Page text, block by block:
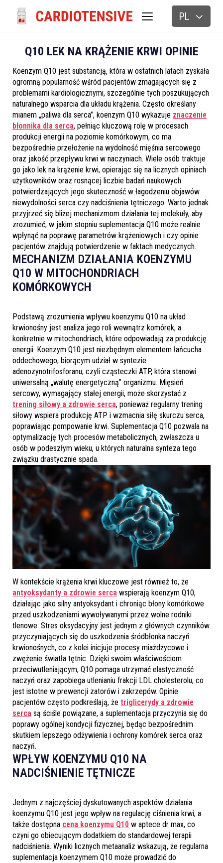
BLOG
PL
Q10 LEK NA KRĄŻENIE KRWI OPINIE
Koenzym Q10 jest substancją, która w ostatnich latach zyskała
ogromną popularność wśród pacjentów zmagających się z
problemami kardiologicznymi, szczególnie tych poszukujących
naturalnego wsparcia dla układu krążenia. Często określany
mianem „paliwa dla serca”, koenzym Q10 wykazuje znaczenie
błonnika dla serca, pełniąc kluczową rolę w procesach
produkcji energii na poziomie komórkowym, co ma
bezpośrednie przełożenie na wydolność mięśnia sercowego
oraz jakość przepływu krwi w naczyniach. Wiele osób traktuje
go jako lek na krążenie krwi, opierając się na licznych opiniach
użytkowników oraz rosnącej liczbie badań naukowych
potwierdzających jego skuteczność w łagodzeniu objawów
niewydolności serca czy nadciśnienia tętniczego. Warto jednak
przyjrzeć się bliżej mechanizmom działania tej molekuły, aby
zrozumieć, w jakim stopniu suplementacja Q10 może realnie
wpłynąć na poprawę parametrów krążeniowych i czy opinie
pacjentów znajdują potwierdzenie w faktach medycznych.
MECHANIZM DZIAŁANIA KOENZYMU
Q10 W MITOCHONDRIACH
KOMÓRKOWYCH
Podstawą zrozumienia wpływu koenzymu Q10 na układ
krwionośny jest analiza jego roli wewnątrz komórek, a
konkretnie w mitochondriach, które odpowiadają za produkcję
energii. Koenzym Q10 jest niezbędnym elementem łańcucha
oddechowego, biorącym udział w syntezie
adenozynotrifosforanu, czyli cząsteczki ATP, która stanowi
uniwersalną „walutę energetyczną” organizmu. Mięsień
sercowy, wymagający stałej energii, może skorzystać z
trening siłowy a zdrowie serca, ponieważ regularny trening
siłowy wspiera produkcję ATP i wzmacnia siłę skurczu serca,
poprawiając pompowanie krwi. Suplementacja Q10 pozwala na
optymalizację tych procesów metabolicznych, zwłaszcza u
osób w podeszłym wieku, u których naturalna synteza tego
związku drastycznie spada.
W kontekście krążenia krwi kluczowe jest również to, że
antyoksydanty a zdrowie serca wspierają koenzym Q10,
działając jako silny antyoksydant i chroniąc błony komórkowe
przed uszkodzeniami wywoływanymi przez wolne rodniki
tlenowe. Stres oksydacyjny jest jednym z głównych czynników
przyczyniających się do uszkodzenia śródbłonka naczyń
krwionośnych, co z kolei inicjuje procesy miażdżycowe i
zwężenie światła tętnic. Dzięki swoim właściwościom
przeciwutleniającym, Q10 pomaga utrzymać elastyczność
naczyń oraz zapobiega utlenianiu frakcji LDL cholesterolu, co
jest istotne w prewencji zatorów i zakrzepów. Opinie
pacjentów często podkreślają, że triglicerydy a zdrowie
serca są ściśle powiązane, a suplementacja przyczynia się do
poprawy ogólnej kondycji fizycznej, będąc bezpośrednim
skutkiem lepszego odżywienia i ochrony komórek serca oraz
naczyń.
WPŁYW KOENZYMU Q10 NA
NADCIŚNIENIE TĘTNICZE
Jednym z najczęściej dyskutowanych aspektów działania
koenzymu Q10 jest jego wpływ na regulację ciśnienia krwi, a
także dostępna cena koenzymu Q10 w aptece dr max, co
czyni go obiecującym dodatkiem do standardowej terapii
nadciśnienia. Wyniki licznych metaanaliz wskazują, że regularna
suplementacja koenzymem Q10 może prowadzić do